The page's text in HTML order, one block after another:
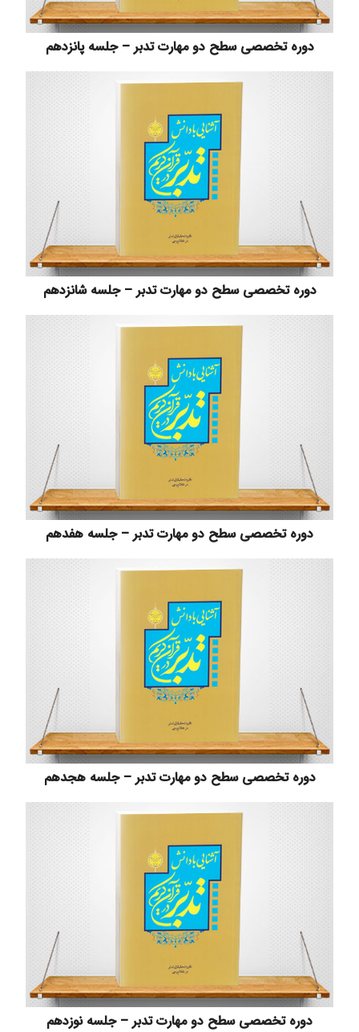
دوره تخصصی سطح دو مهارت تدبر – جلسه پانزدهم
دوره تخصصی سطح دو مهارت تدبر – جلسه شانزدهم
دوره تخصصی سطح دو مهارت تدبر – جلسه هفدهم
دوره تخصصی سطح دو مهارت تدبر – جلسه هجدهم
دوره تخصصی سطح دو مهارت تدبر – جلسه نوزدهم